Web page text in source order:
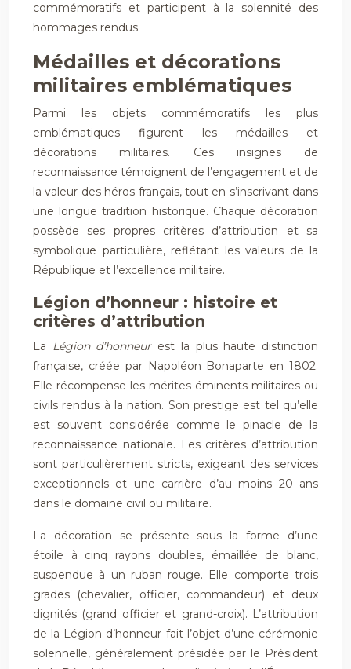
commémoratifs et participent à la solennité des
hommages rendus.
Médailles et décorations
militaires emblématiques
Parmi les objets commémoratifs les plus
emblématiques figurent les médailles et
décorations militaires. Ces insignes de
reconnaissance témoignent de l’engagement et de
la valeur des héros français, tout en s’inscrivant dans
une longue tradition historique. Chaque décoration
possède ses propres critères d’attribution et sa
symbolique particulière, reflétant les valeurs de la
République et l’excellence militaire.
Légion d’honneur : histoire et
critères d’attribution
La Légion d’honneur est la plus haute distinction
française, créée par Napoléon Bonaparte en 1802.
Elle récompense les mérites éminents militaires ou
civils rendus à la nation. Son prestige est tel qu’elle
est souvent considérée comme le pinacle de la
reconnaissance nationale. Les critères d’attribution
sont particulièrement stricts, exigeant des services
exceptionnels et une carrière d’au moins 20 ans
dans le domaine civil ou militaire.
La décoration se présente sous la forme d’une
étoile à cinq rayons doubles, émaillée de blanc,
suspendue à un ruban rouge. Elle comporte trois
grades (chevalier, officier, commandeur) et deux
dignités (grand officier et grand-croix). L’attribution
de la Légion d’honneur fait l’objet d’une cérémonie
solennelle, généralement présidée par le Président